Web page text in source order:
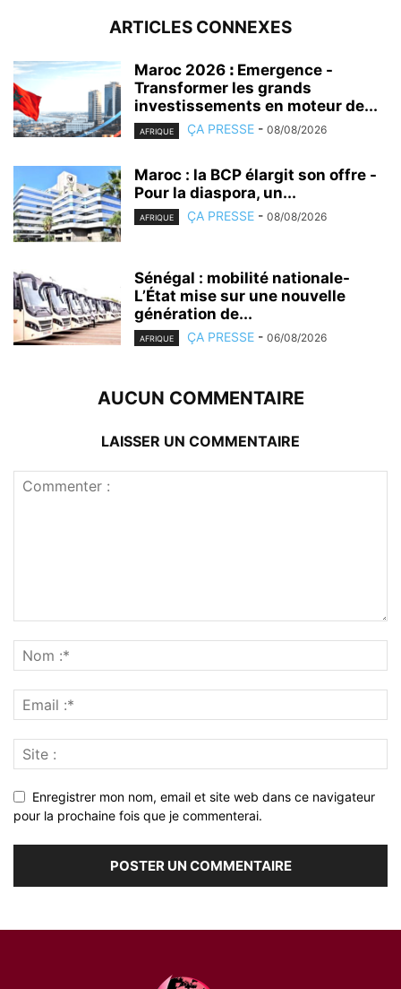
ARTICLES CONNEXES
Maroc 2026 ꓽ Emergence -
Transformer les grands
investissements en moteur de...
AFRIQUE ÇA PRESSE - 08/08/2026
Maroc : la BCP élargit son offre -
Pour la diaspora, un...
AFRIQUE ÇA PRESSE - 08/08/2026
Sénégal : mobilité nationale-
L’État mise sur une nouvelle
génération de...
AFRIQUE ÇA PRESSE - 06/08/2026
AUCUN COMMENTAIRE
LAISSER UN COMMENTAIRE
Enregistrer mon nom, email et site web dans ce navigateur
pour la prochaine fois que je commenterai.